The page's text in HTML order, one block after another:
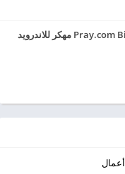
تحميل تطبيق Pray.com Bible Daily Prayer مهكر للاندرويد
أعمال